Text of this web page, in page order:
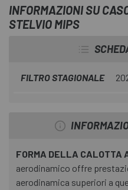
e avventure di un'intera
comodo. Resta veloce.
INFORMAZIONI SU
STELVIO MIPS
FILTRO STAGIONALE
FORMA DELLA CALOTTA
aerodinamico offre
aerodinamica superiori a